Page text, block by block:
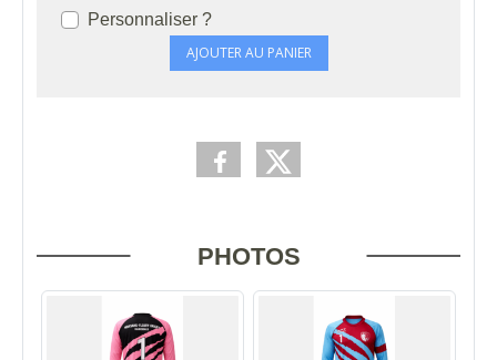
Personnaliser ?
AJOUTER AU PANIER
PHOTOS